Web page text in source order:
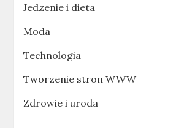
Jedzenie i dieta
Moda
Technologia
Tworzenie stron WWW
Zdrowie i uroda